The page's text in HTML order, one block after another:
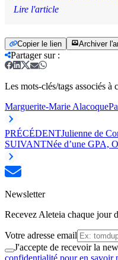
Lire l'article
Copier le lien Archiver
Partager sur:
Les mots-clés/tags associés à
Marguerite-Marie Alacoque
PRÉCÉDENTJulienne de
SUIVANTNée d’une GPA,
Newsletter
Recevez Aleteia chaque jour
Votre adresse email
J'accepte de recevoir la
confidentialité pour en savoir